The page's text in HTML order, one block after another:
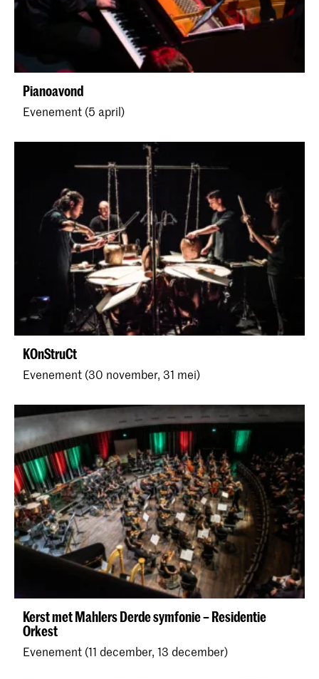
Pianoavond
Evenement (5 april)
KOnStruCt
Evenement (30 november, 31 mei)
Kerst met Mahlers Derde symfonie – Residentie
Orkest
Evenement (11 december, 13 december)